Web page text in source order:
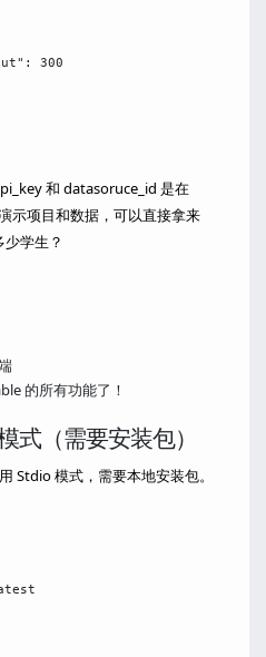
300
和 datasoruce_id 是在
示项目和数据，可以直接拿来
学生？
的所有功能了！
式（需要安装包）
Stdio 模式，需要本地安装包。